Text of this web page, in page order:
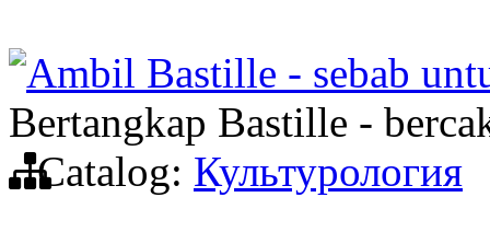
Ambil Bastille - sebab
Bertangkap Bastille -
Catalog: Культурология